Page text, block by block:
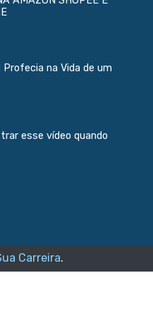
Profecia na Vida de um
esse vídeo quando
Carreira.